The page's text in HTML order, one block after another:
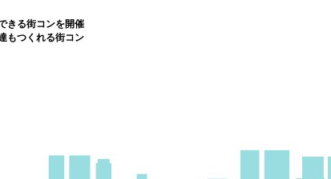
きる街コンを開催
もつくれる街コン